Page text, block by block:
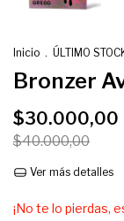
Inicio . ÚLTIMO
Bronzer
$30.000,00
$40.000,00
Ver más detalles
¡No te lo pierdas,